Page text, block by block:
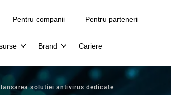
Pentru companii Pentru parteneri
Brand Cariere
solutiei antivirus dedicate